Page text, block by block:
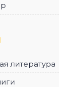
литература